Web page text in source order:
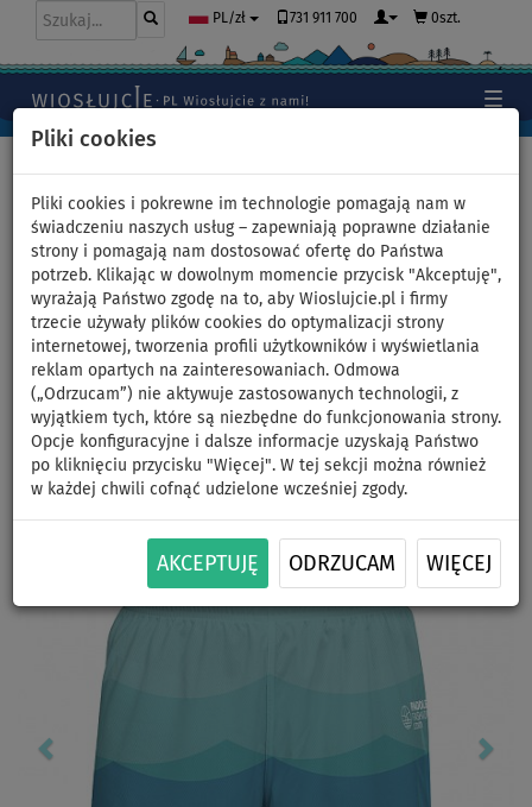
Pliki cookies
Pliki cookies i pokrewne im technologie pomagają nam w
świadczeniu naszych usług – zapewniają poprawne działanie
strony i pomagają nam dostosować ofertę do Państwa
potrzeb. Klikając w dowolnym momencie przycisk "Akceptuję",
wyrażają Państwo zgodę na to, aby Wioslujcie.pl i firmy
trzecie używały plików cookies do optymalizacji strony
internetowej, tworzenia profili użytkowników i wyświetlania
reklam opartych na zainteresowaniach. Odmowa
(„Odrzucam”) nie aktywuje zastosowanych technologii, z
wyjątkiem tych, które są niezbędne do funkcjonowania strony.
Opcje konfiguracyjne i dalsze informacje uzyskają Państwo
po kliknięciu przycisku "Więcej". W tej sekcji można również
w każdej chwili cofnąć udzielone wcześniej zgody.
AKCEPTUJĘ ODRZUCAM WIĘCEJ
PL/zł 731 911 700 0szt.
Spodenki damskie
PADDLEBOARDING WAVE -
luźny krój - rozmiar: M
NASZ
WYBÓR
Previous